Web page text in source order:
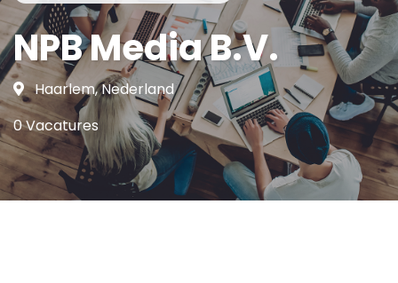
NPB Media B.V.
Haarlem, Nederland
0 Vacatures